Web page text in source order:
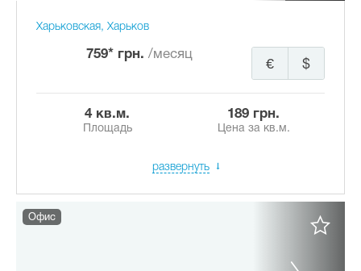
Харьковская, Харьков
759* грн. /месяц
$
€
4 кв.м.
Площадь
189 грн.
Цена за кв.м.
развернуть
Офис